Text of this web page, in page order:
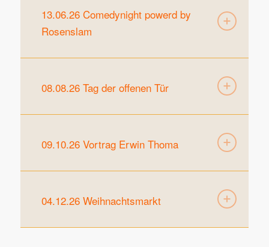
13.06.26 Comedynight powerd by
Rosenslam
08.08.26 Tag der offenen Tür
09.10.26 Vortrag Erwin Thoma
04.12.26 Weihnachtsmarkt